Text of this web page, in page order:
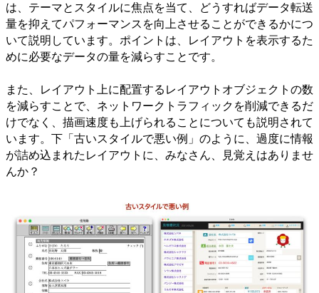
は、テーマとスタイルに焦点を当て、どうすればデータ転送
量を抑えてパフォーマンスを向上させることができるかにつ
いて説明しています。ポイントは、レイアウトを表示するた
めに必要なデータの量を減らすことです。
また、レイアウト上に配置するレイアウトオブジェクトの数
を減らすことで、ネットワークトラフィックを削減できるだ
けでなく、描画速度も上げられることについても説明されて
います。下「古いスタイルで悪い例」のように、過度に情報
が詰め込まれたレイアウトに、みなさん、見覚えはありませ
んか？